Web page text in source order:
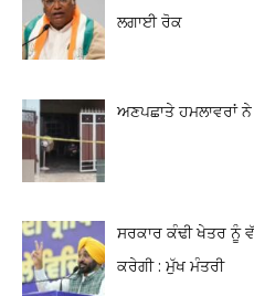
ਲਗਾਈ ਰੋਕ
ਅਣਪਛਾਤੇ ਹਮਲਾਵਰਾਂ ਨੇ
ਸਰਕਾਰ ਕੰਢੀ ਖੇਤਰ ਨੂੰ
ਕਰੇਗੀ : ਮੁੱਖ ਮੰਤਰੀ